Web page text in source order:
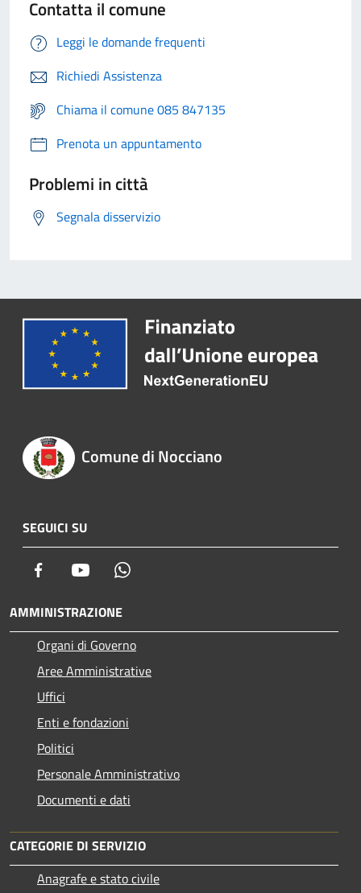
Contatta il comune
Leggi le domande frequenti
Richiedi Assistenza
Chiama il comune 085 847135
Prenota un appuntamento
Problemi in città
Segnala disservizio
Comune di Nocciano
SEGUICI SU
Facebook Youtube
AMMINISTRAZIONE
Organi di Governo
Aree Amministrative
Uffici
Enti e fondazioni
Politici
Personale Amministrativo
Documenti e dati
CATEGORIE DI SERVIZIO
Anagrafe e stato civile